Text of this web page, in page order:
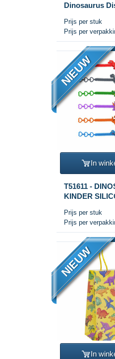
Dinosaurus
Prijs per stuk
Prijs per
NIEUW
In
T51611 -
KINDER
Prijs per stuk
Prijs per
NIEUW
In